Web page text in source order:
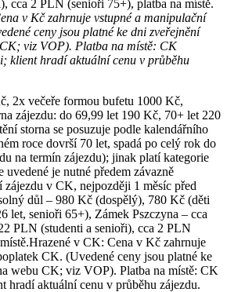
cca 2 PLN (senioři 75+), platba na místě.
v Kč zahrnuje vstupné a manipulační
ceny jsou platné ke dni zveřejnění
viz VOP). Platba na místě: CK
klient hradí aktuální cenu v průběhu
2x večeře formou bufetu 1000 Kč,
zájezdu: do 69,99 let 190 Kč, 70+ let 220
storna se posuzuje podle kalendářního
roce dovrší 70 let, spadá po celý rok do
na termín zájezdu); jinak platí kategorie
je nutné předem závazně
zájezdu v CK, nejpozději 1 měsíc před
důl – 980 Kč (dospělý), 780 Kč (děti
let, senioři 65+), Zámek Pszczyna – cca
PLN (studenti a senioři), cca 2 PLN
v CK: Cena v Kč zahrnuje
CK. (Uvedené ceny jsou platné ke
webu CK; viz VOP). Platba na místě: CK
hradí aktuální cenu v průběhu zájezdu.